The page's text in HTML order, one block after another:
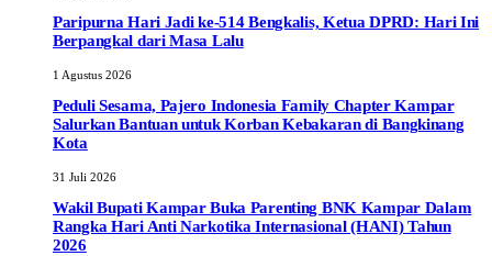
Paripurna Hari Jadi ke-514 Bengkalis, Ketua DPRD: Hari Ini
Berpangkal dari Masa Lalu
1 Agustus 2026
Peduli Sesama, Pajero Indonesia Family Chapter Kampar
Salurkan Bantuan untuk Korban Kebakaran di Bangkinang
Kota
31 Juli 2026
Wakil Bupati Kampar Buka Parenting BNK Kampar Dalam
Rangka Hari Anti Narkotika Internasional (HANI) Tahun
2026